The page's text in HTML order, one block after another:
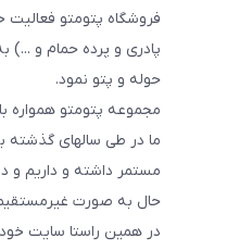
پادری و پرده حمام و ...)
حوله و پتو نمود.
مجموعه پتومتو همواره
ما در طی سالهای گذشته
مستمر داشته و داریم و
حال به صورت غیرمستقیم